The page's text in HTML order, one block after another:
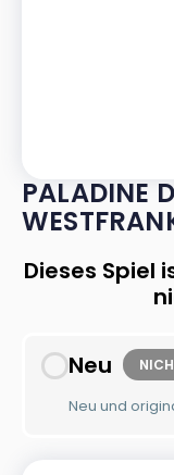
PALADINE
Dieses Spiel
Neu
Neu und